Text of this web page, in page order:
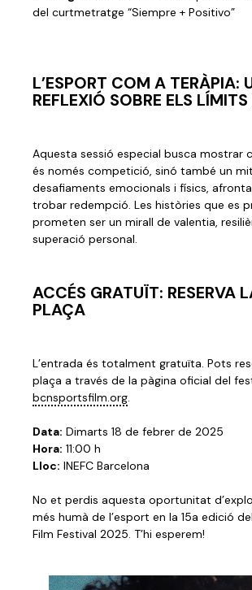
del curtmetratge “Siempre + Positivo”
L’ESPORT COM A TERÀPIA:
REFLEXIÓ SOBRE ELS
Aquesta sessió especial busca mostrar
és només competició, sinó també un
desafiaments emocionals i físics,
trobar redempció. Les històries que es
prometen ser un mirall de valentia,
superació personal.
ACCÉS GRATUÏT: RESERVA
PLAÇA
L’entrada és totalment gratuïta. Pots
plaça a través de la pàgina oficial del
bcnsportsfilm.org.
Data: Dimarts 18 de febrer de 2025
Hora: 11:00 h
Lloc: INEFC Barcelona
No et perdis aquesta oportunitat
més humà de l’esport en la 15a edició
Film Festival 2025. T’hi esperem!